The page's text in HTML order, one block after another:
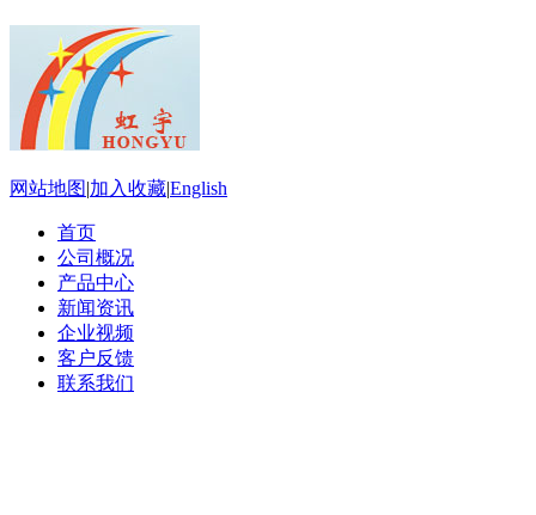
网站地图|加入收藏|English
首页
公司概况
产品中心
新闻资讯
企业视频
客户反馈
联系我们